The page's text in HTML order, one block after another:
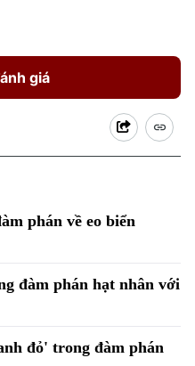
giá
phán về eo biển
đàm phán hạt nhân với
đỏ' trong đàm phán